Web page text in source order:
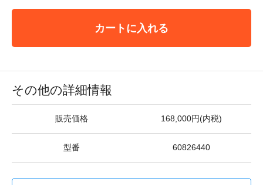
カートに入れる
その他の詳細情報
販売価格 168,000円(内税)
型番 60826440